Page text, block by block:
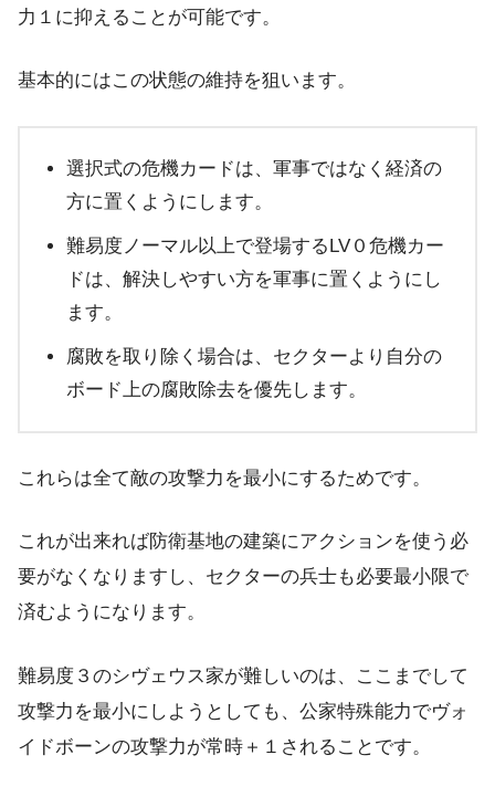
力１に抑えることが可能です。
基本的にはこの状態の維持を狙います。
選択式の危機カードは、軍事ではなく経済の
方に置くようにします。
難易度ノーマル以上で登場するLV０危機カー
ドは、解決しやすい方を軍事に置くようにし
ます。
腐敗を取り除く場合は、セクターより自分の
ボード上の腐敗除去を優先します。
これらは全て敵の攻撃力を最小にするためです。
これが出来れば防衛基地の建築にアクションを使う必
要がなくなりますし、セクターの兵士も必要最小限で
済むようになります。
難易度３のシヴェウス家が難しいのは、ここまでして
攻撃力を最小にしようとしても、公家特殊能力でヴォ
イドボーンの攻撃力が常時＋１されることです。